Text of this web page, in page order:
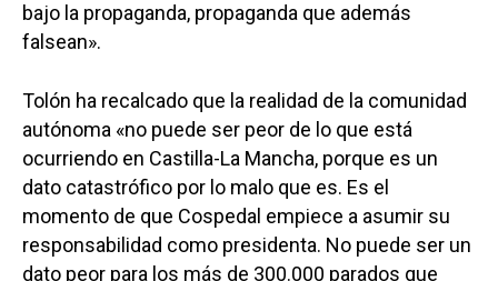
bajo la propaganda, propaganda que además
falsean».
Tolón ha recalcado que la realidad de la comunidad
autónoma «no puede ser peor de lo que está
ocurriendo en Castilla-La Mancha, porque es un
dato catastrófico por lo malo que es. Es el
momento de que Cospedal empiece a asumir su
responsabilidad como presidenta. No puede ser un
dato peor para los más de 300.000 parados que